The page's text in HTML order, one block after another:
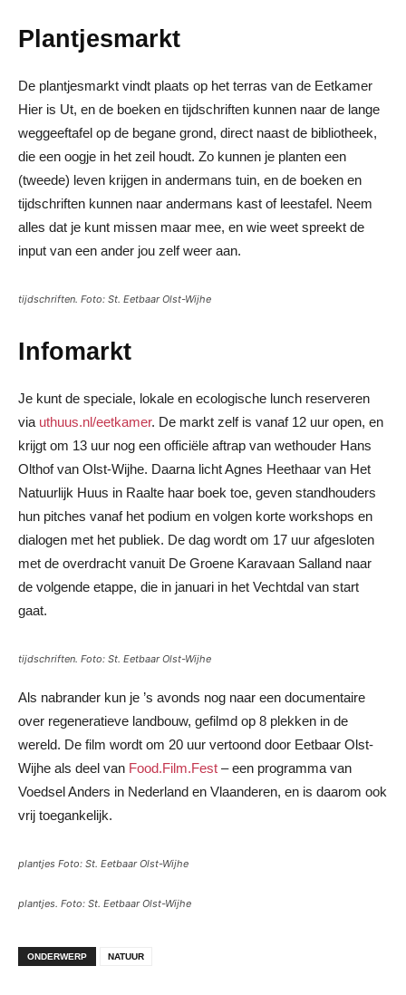
Plantjesmarkt
De plantjesmarkt vindt plaats op het terras van de Eetkamer
Hier is Ut, en de boeken en tijdschriften kunnen naar de lange
weggeeftafel op de begane grond, direct naast de bibliotheek,
die een oogje in het zeil houdt. Zo kunnen je planten een
(tweede) leven krijgen in andermans tuin, en de boeken en
tijdschriften kunnen naar andermans kast of leestafel. Neem
alles dat je kunt missen maar mee, en wie weet spreekt de
input van een ander jou zelf weer aan.
tijdschriften. Foto: St. Eetbaar Olst-Wijhe
Infomarkt
Je kunt de speciale, lokale en ecologische lunch reserveren
via uthuus.nl/eetkamer. De markt zelf is vanaf 12 uur open, en
krijgt om 13 uur nog een officiële aftrap van wethouder Hans
Olthof van Olst-Wijhe. Daarna licht Agnes Heethaar van Het
Natuurlijk Huus in Raalte haar boek toe, geven standhouders
hun pitches vanaf het podium en volgen korte workshops en
dialogen met het publiek. De dag wordt om 17 uur afgesloten
met de overdracht vanuit De Groene Karavaan Salland naar
de volgende etappe, die in januari in het Vechtdal van start
gaat.
tijdschriften. Foto: St. Eetbaar Olst-Wijhe
Als nabrander kun je ’s avonds nog naar een documentaire
over regeneratieve landbouw, gefilmd op 8 plekken in de
wereld. De film wordt om 20 uur vertoond door Eetbaar Olst-
Wijhe als deel van Food.Film.Fest – een programma van
Voedsel Anders in Nederland en Vlaanderen, en is daarom ook
vrij toegankelijk.
plantjes Foto: St. Eetbaar Olst-Wijhe
plantjes. Foto: St. Eetbaar Olst-Wijhe
ONDERWERP NATUUR